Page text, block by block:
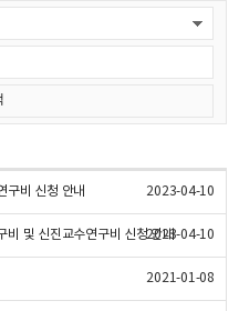
구비 신청 안내 2023-04-10
비 및 신진교수연구비 신청 안내2023-04-10
2021-01-08